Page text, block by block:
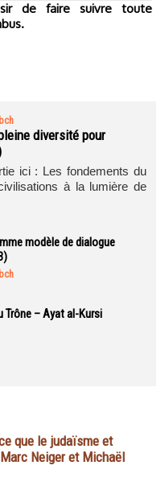
de faire suivre toute
diversité pour
ici : Les fondements du
à la lumière de
modèle de dialogue
Trône – Ayat al-Kursi
que le judaïsme et
Neiger et Michaël